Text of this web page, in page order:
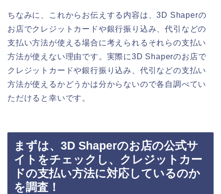
ちなみに、これからお伝えする内容は、3D Shaperの
お店でクレジットカードや銀行振り込み、代引などの
支払い方法が使える場合に考えられるそれらの支払い
方法が使えない理由です。実際に3D Shaperのお店で
クレジットカードや銀行振り込み、代引などの支払い
方法が使えるかどうかは分からないので各自調べてい
ただけると幸いです。
まずは、3D Shaperのお店の公式サ
イトをチェックし、クレジットカー
ドの支払い方法に対応しているのか
を調査！